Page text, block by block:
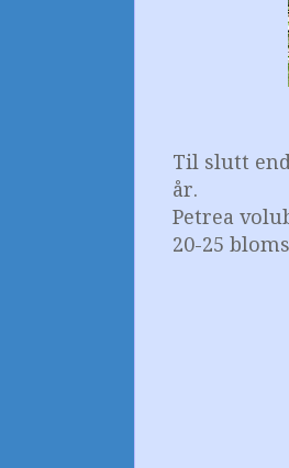
Til slutt
år.
Petrea
20-25